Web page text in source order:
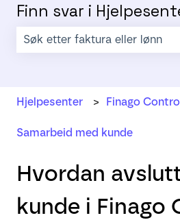
Finn svar i
Hjelpesenter Finago
Samarbeid med kunde
Hvordan
kunde i Finago